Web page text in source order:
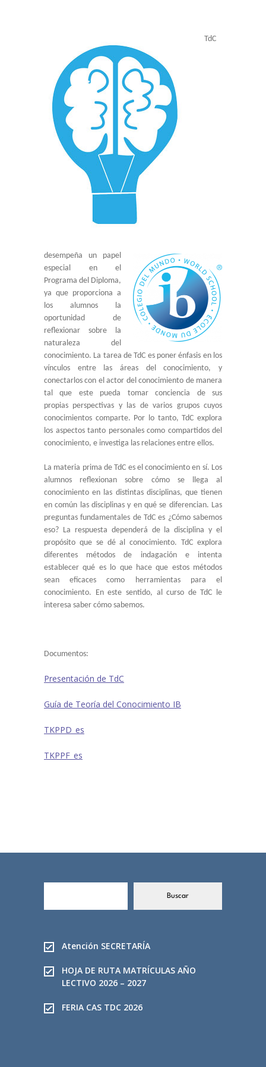
-- Consejo Estudiantil
-- Exalumnas
-- Comité Central de Padres de Familia
-- Transporte estudiantil
-- Infraestructura y Espacios
CONVENIOS
-- Universidades Internacionales
SISTEMA NOTAS
TRABAJA CON NOSOTROS
INFORMACIÓN ÚTIL
DECE
TdC
desempeña un papel
especial en el
Programa del Diploma,
ya que proporciona a
los alumnos la
oportunidad de
reflexionar sobre la
naturaleza del
conocimiento. La tarea de TdC es poner énfasis en los
vínculos entre las áreas del conocimiento, y
conectarlos con el actor del conocimiento de manera
tal que este pueda tomar conciencia de sus
propias perspectivas y las de varios grupos cuyos
conocimientos comparte. Por lo tanto, TdC explora
los aspectos tanto personales como compartidos del
conocimiento, e investiga las relaciones entre ellos.
La materia prima de TdC es el conocimiento en sí. Los
alumnos reflexionan sobre cómo se llega al
conocimiento en las distintas disciplinas, que tienen
en común las disciplinas y en qué se diferencian. Las
preguntas fundamentales de TdC es ¿Cómo sabemos
eso? La respuesta dependerá de la disciplina y el
propósito que se dé al conocimiento. TdC explora
diferentes métodos de indagación e intenta
establecer qué es lo que hace que estos métodos
sean eficaces como herramientas para el
conocimiento. En este sentido, al curso de TdC le
interesa saber cómo sabemos.
Documentos:
Presentación de TdC
Guía de Teoría del Conocimiento IB
TKPPD_es
TKPPF_es
s
r
Buscar
Atención SECRETARÍA
HOJA DE RUTA MATRÍCULAS AÑO
LECTIVO 2026 – 2027
FERIA CAS TDC 2026